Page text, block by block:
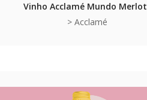
Vinho Acclamé Mundo Merlot
> Acclamé